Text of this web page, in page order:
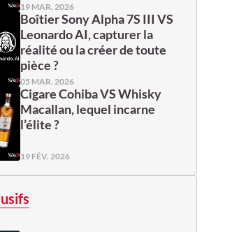
19 MAR. 2026
Boîtier Sony Alpha 7S III VS
Leonardo AI, capturer la
réalité ou la créer de toute
pièce ?
05 MAR. 2026
Cigare Cohiba VS Whisky
Macallan, lequel incarne
l’élite ?
19 FÉV. 2026